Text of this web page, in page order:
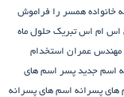
خانواده همسر را فراموش
اس ام اس تبریک حلول ماه
مهندس عمران استخدام
اسم جدید پسر اسم های
های پسرانه اسم های پسرانه